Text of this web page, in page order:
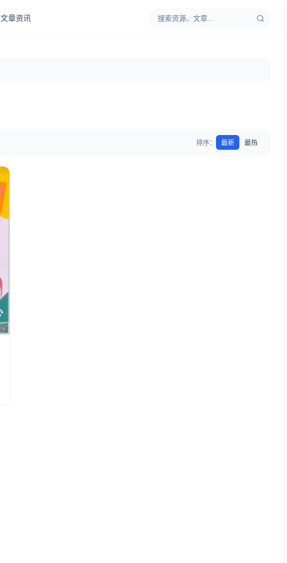
文章资讯
排序： 最新 最热